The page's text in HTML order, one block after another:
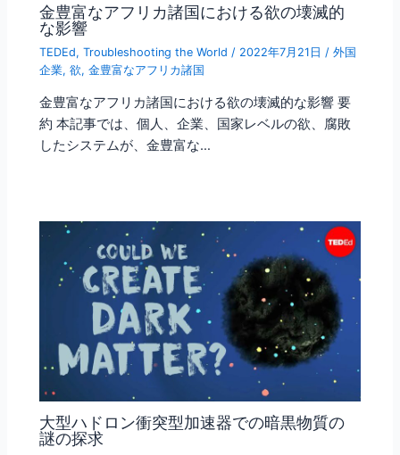
金豊富なアフリカ諸国における欲の壊滅的
な影響
TEDEd,Troubleshooting the World / 2022年7月21日 /外国
企業,欲,金豊富なアフリカ諸国
金豊富なアフリカ諸国における欲の壊滅的な影響 要
約 本記事では、個人、企業、国家レベルの欲、腐敗
したシステムが、金豊富な…
大型ハドロン衝突型加速器での暗黒物質の
謎の探求